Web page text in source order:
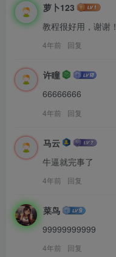
萝卜123
教程很好用，谢谢！
4年前 回复
许瞳
66666666
4年前 回复
马云
牛逼就完事了
4年前 回复
菜鸟
99999999999
4年前 回复